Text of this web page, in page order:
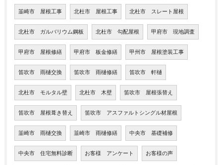
韮崎市 屋根工事 北杜市 屋根工事 北杜市 スレート屋根
北杜市 ガルバリウム鋼板 北杜市 勾配屋根 甲府市 現地調査
甲府市 屋根修繕 甲府市 板金修繕 甲州市 屋根塗装工事
笛吹市 雨樋交換 笛吹市 雨樋修繕 笛吹市 軒樋
北杜市 モルタル壁 北杜市 木壁 笛吹市 屋根張替え
笛吹市 屋根葺き替え 笛吹市 アスファルトシングル材屋根
韮崎市 雨樋交換 韮崎市 雨樋修繕 中央市 基礎補修
中央市 住宅無料診断 お客様 アンケート お客様の声